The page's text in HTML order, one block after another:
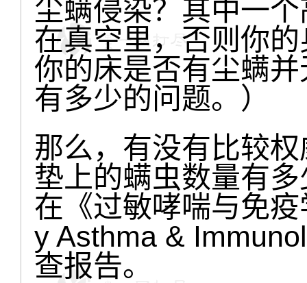
尘螨侵染？其中一
在真空里，否则你
你的床是否有尘螨
有多少的问题。）
那么，有没有比较
垫上的螨虫数量有
在《过敏哮喘与免
y Asthma &
查报告。